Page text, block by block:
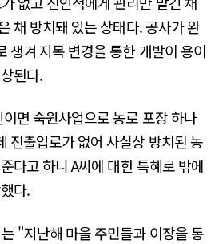
채 방치돼 있는 상태다. 공사가 완
생겨 지목 변경을 통한 개발이 용이
된다.
면 숙원사업으로 농로 포장 하나
진출입로가 없어 사실상 방치된 농
다고 하니 A씨에 대한 특혜로 밖에
다.
"지난해 마을 주민들과 이장을 통